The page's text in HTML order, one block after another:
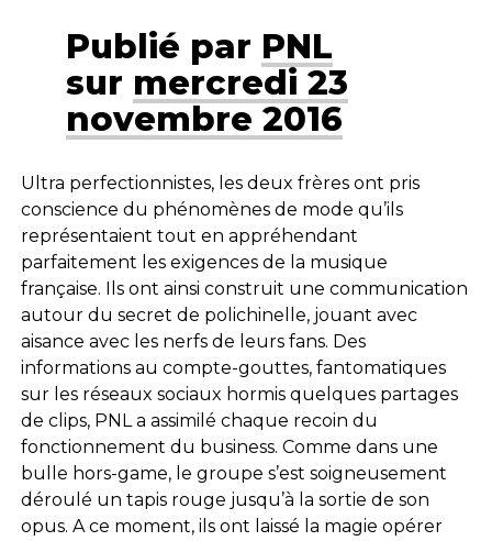
Publié par PNL
sur mercredi 23
novembre 2016
Ultra perfectionnistes, les deux frères ont pris
conscience du phénomènes de mode qu’ils
représentaient tout en appréhendant
parfaitement les exigences de la musique
française. Ils ont ainsi construit une communication
autour du secret de polichinelle, jouant avec
aisance avec les nerfs de leurs fans. Des
informations au compte-gouttes, fantomatiques
sur les réseaux sociaux hormis quelques partages
de clips, PNL a assimilé chaque recoin du
fonctionnement du business. Comme dans une
bulle hors-game, le groupe s’est soigneusement
déroulé un tapis rouge jusqu’à la sortie de son
opus. A ce moment, ils ont laissé la magie opérer